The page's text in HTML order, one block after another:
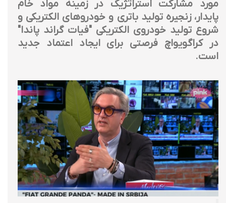
مورد مشارکت استراتژیک در زمینه مواد خام
پایدار، زنجیره تولید باتری و خودروهای الکتریکی و
شروع تولید خودروی الکتریکی "فیات گراند پاندا"
در کراگویواچ فرصتی برای ایجاد اعتماد جدید
است.